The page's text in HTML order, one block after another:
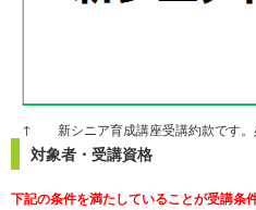
↑ 新シニア育成講座受講約款です。
対象者・受講資格
下記の条件を満たしていることが受講条